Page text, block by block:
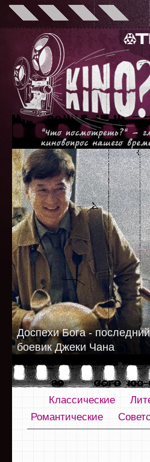
Доспехи Бога - последний
боевик Джеки Чана
Классические
Романтические